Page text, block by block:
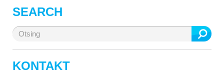
SEARCH
Otsi:
KONTAKT